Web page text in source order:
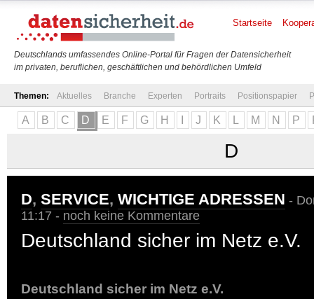
Deutschlands umfassendes Online-Portal für Fragen der Datensicherheit
im privaten, beruflichen, geschäftlichen und behördlichen Umfeld
Startseite
Themen: Aktuelles Branche Experten Portraits Positionspapier
A B C D E F G H J K M N P
D
D, SERVICE, WICHTIGE ADRESSEN -
11:17 - noch keine Kommentare
Deutschland sicher im Netz e.V.
Deutschland sicher im Netz e.V.